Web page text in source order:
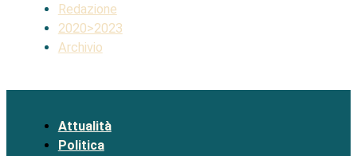
Redazione
2020>2023
Archivio
Attualità
Politica